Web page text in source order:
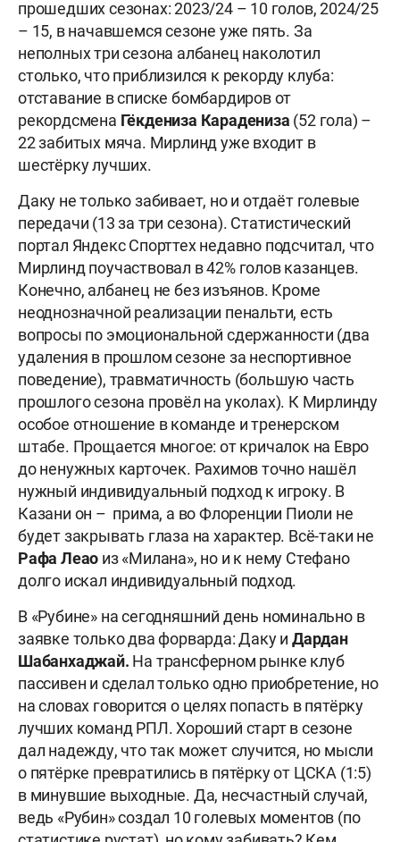
прошедших сезонах: 2023/24 – 10 голов, 2024/25
– 15, в начавшемся сезоне уже пять. За
неполных три сезона албанец наколотил
столько, что приблизился к рекорду клуба:
отставание в списке бомбардиров от
рекордсмена Гёкдениза Карадениза (52 гола) –
22 забитых мяча. Мирлинд уже входит в
шестёрку лучших.
Даку не только забивает, но и отдаёт голевые
передачи (13 за три сезона). Статистический
портал Яндекс Спорттех недавно подсчитал, что
Мирлинд поучаствовал в 42% голов казанцев.
Конечно, албанец не без изъянов. Кроме
неоднозначной реализации пенальти, есть
вопросы по эмоциональной сдержанности (два
удаления в прошлом сезоне за неспортивное
поведение), травматичность (большую часть
прошлого сезона провёл на уколах). К Мирлинду
особое отношение в команде и тренерском
штабе. Прощается многое: от кричалок на Евро
до ненужных карточек. Рахимов точно нашёл
нужный индивидуальный подход к игроку. В
Казани он – прима, а во Флоренции Пиоли не
будет закрывать глаза на характер. Всё-таки не
Рафа Леао из «Милана», но и к нему Стефано
долго искал индивидуальный подход.
В «Рубине» на сегодняшний день номинально в
заявке только два форварда: Даку и Дардан
Шабанхаджай. На трансферном рынке клуб
пассивен и сделал только одно приобретение, но
на словах говорится о целях попасть в пятёрку
лучших команд РПЛ. Хороший старт в сезоне
дал надежду, что так может случится, но мысли
о пятёрке превратились в пятёрку от ЦСКА (1:5)
в минувшие выходные. Да, несчастный случай,
ведь «Рубин» создал 10 голевых моментов (по